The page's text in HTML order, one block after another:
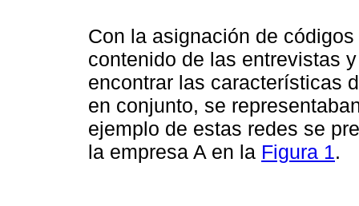
Con la asignación de
contenido de las entrevistas
encontrar las características
en conjunto, se
ejemplo de estas redes se
la empresa A en la Figura 1.